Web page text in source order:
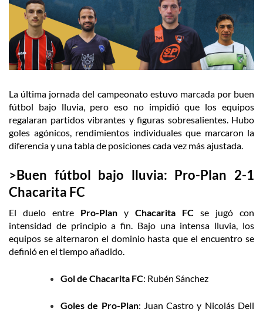
La última jornada del campeonato estuvo marcada por buen
fútbol bajo lluvia, pero eso no impidió que los equipos
regalaran partidos vibrantes y figuras sobresalientes. Hubo
goles agónicos, rendimientos individuales que marcaron la
diferencia y una tabla de posiciones cada vez más ajustada.
>Buen fútbol bajo lluvia: Pro-Plan 2-1
Chacarita FC
El duelo entre Pro-Plan y Chacarita FC se jugó con
intensidad de principio a fin. Bajo una intensa lluvia, los
equipos se alternaron el dominio hasta que el encuentro se
definió en el tiempo añadido.
Gol de Chacarita FC: Rubén Sánchez
Goles de Pro-Plan: Juan Castro y Nicolás Dell